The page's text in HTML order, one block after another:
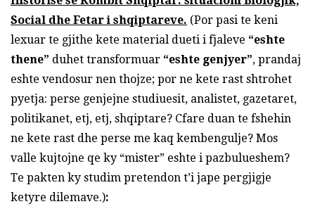
Social dhe Fetar i shqiptareve. (Por pasi te keni
lexuar te gjithe kete material dueti i fjaleve “eshte
thene” duhet transformuar “eshte genjyer”, prandaj
eshte vendosur nen thojze; por ne kete rast shtrohet
pyetja: perse genjejne studiuesit, analistet, gazetaret,
politikanet, etj, etj, shqiptare? Cfare duan te fshehin
ne kete rast dhe perse me kaq kembengulje? Mos
valle kujtojne qe ky “mister” eshte i pazbulueshem?
Te pakten ky studim pretendon t’i jape pergjigje
ketyre dilemave.):